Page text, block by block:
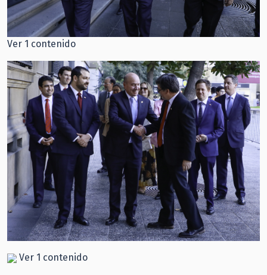
Ver 1 contenido
Ver 1 contenido